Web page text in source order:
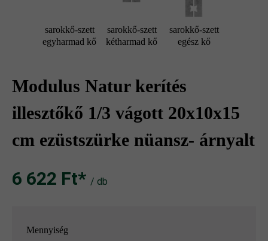
sarokkő-szett
egyharmad kő
sarokkő-szett
kétharmad kő
sarokkő-szett
egész kő
Modulus Natur kerítés
illesztőkő 1/3 vágott 20x10x15
cm ezüstszürke nüansz- árnyalt
6 622 Ft‎‎‎* / db
Mennyiség